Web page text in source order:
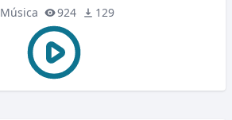
Música 924 129